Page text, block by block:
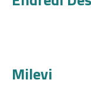
Milevi